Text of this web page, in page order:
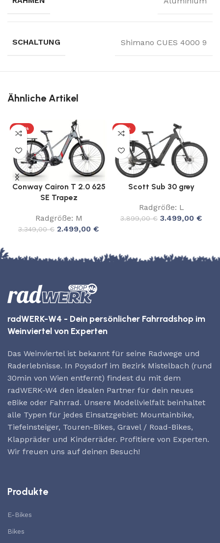
SCHALTUNG Shimano CUES 4000 9
Ähnliche Artikel
-25%
Conway Cairon T 2.0 625
SE Trapez
Radgröße: M
3.349,00€ 2.499,00 €
-10%
Scott Sub 30 grey
Radgröße: L
3.899,00€ 3.499,00 €
radWERK-W4 - Dein persönlicher Fahrradshop im
Weinviertel von Experten
Das Weinviertel ist bekannt für seine Radwege und
Raderlebnisse. In Poysdorf im Bezirk Mistelbach (rund
30min von Wien entfernt) findest du mit dem
radWERK-W4 den idealen Partner für dein neues
eBike oder Fahrrad. Unsere Modellvielfalt beinhaltet
alle Typen für jedes Einsatzgebiet: Mountainbike,
Tiefeinsteiger, Touren-Bikes, Gravel / Road-Bikes,
Klappräder und Kinderräder. Profitiere von Experten.
Wir freuen uns auf deinen Besuch!
Produkte
E-Bikes
Bikes